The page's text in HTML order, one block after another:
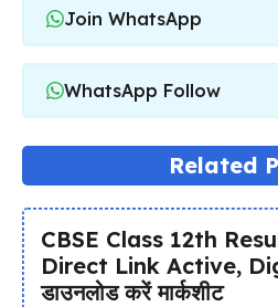
Join WhatsApp
WhatsApp Follow
Related
CBSE Class 12th
Direct Link Active,
डाउनलोड करें मार्कशीट